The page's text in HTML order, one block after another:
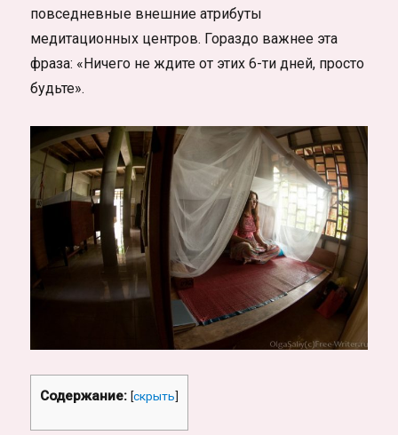
повседневные внешние атрибуты
медитационных центров. Гораздо важнее эта
фраза: «Ничего не ждите от этих 6-ти дней, просто
будьте».
Содержание: [скрыть]